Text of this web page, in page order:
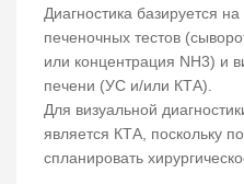
Диагностика базируется
печеночных тестов
или концентрация NH3) и
печени (УС и/или КТА).
Для визуальной
является КТА, поскольку
спланировать